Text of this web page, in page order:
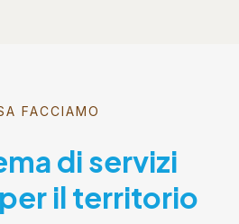
FACCIAMO
di servizi
il territorio